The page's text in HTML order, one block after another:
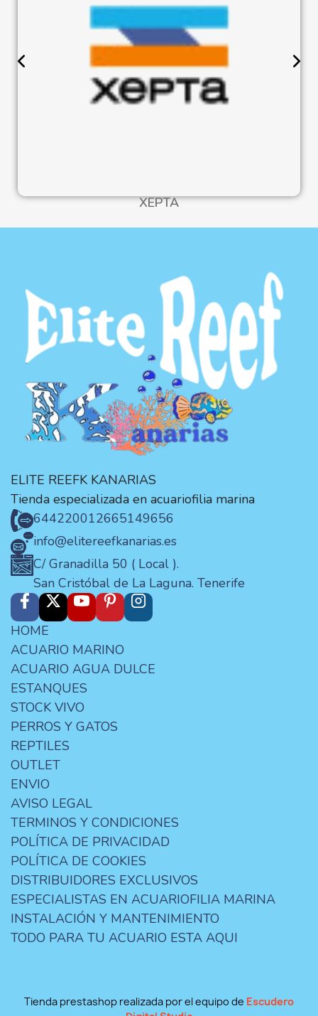
XEPTA
ELITE REEFK KANARIAS
Tienda especializada en acuariofilia marina
644220012665149656
info@elitereefkanarias.es
C/ Granadilla 50 ( Local ).
San Cristóbal de La Laguna. Tenerife
HOME
ACUARIO MARINO
ACUARIO AGUA DULCE
ESTANQUES
STOCK VIVO
PERROS Y GATOS
REPTILES
OUTLET
ENVIO
AVISO LEGAL
TERMINOS Y CONDICIONES
POLÍTICA DE PRIVACIDAD
POLÍTICA DE COOKIES
DISTRIBUIDORES EXCLUSIVOS
ESPECIALISTAS EN ACUARIOFILIA MARINA
INSTALACIÓN Y MANTENIMIENTO
TODO PARA TU ACUARIO ESTA AQUI
Tienda prestashop realizada por el equipo de Escudero